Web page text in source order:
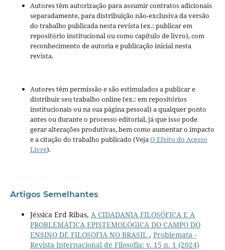
Autores têm autorização para assumir contratos adicionais
separadamente, para distribuição não-exclusiva da versão
do trabalho publicada nesta revista (ex.: publicar em
repositório institucional ou como capítulo de livro), com
reconhecimento de autoria e publicação inicial nesta
revista.
Autores têm permissão e são estimulados a publicar e
distribuir seu trabalho online (ex.: em repositórios
institucionais ou na sua página pessoal) a qualquer ponto
antes ou durante o processo editorial, já que isso pode
gerar alterações produtivas, bem como aumentar o impacto
e a citação do trabalho publicado (Veja O Efeito do Acesso
Livre).
Artigos Semelhantes
Jéssica Erd Ribas, A CIDADANIA FILOSÓFICA E A
PROBLEMÁTICA EPISTEMOLÓGICA DO CAMPO DO
ENSINO DE FILOSOFIA NO BRASIL , Problemata -
Revista Internacional de Filosofia: v. 15 n. 1 (2024)